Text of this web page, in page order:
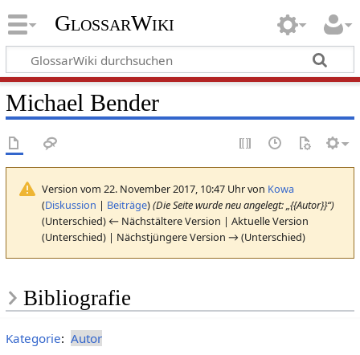
GlossarWiki
Michael Bender
Version vom 22. November 2017, 10:47 Uhr von Kowa
(Diskussion | Beiträge)(Die Seite wurde neu angelegt: „{{Autor}}“)
(Unterschied) ← Nächstältere Version | Aktuelle Version
(Unterschied) | Nächstjüngere Version → (Unterschied)
Bibliografie
Kategorie: Autor